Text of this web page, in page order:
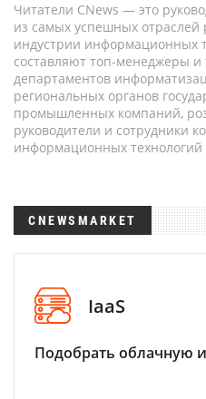
Читатели CNews — это
из самых успешных отраслей
индустрии информационных
составляют топ-менеджеры и
департаментов
региональных органов
промышленных компаний,
руководители и сотрудники
информационных технологий
CNEWSMARKET
IaaS
Подобрать облачную